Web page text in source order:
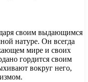
своим выдающимся
натуре. Он всегда
мире и своих
гордится своим
вокруг него,